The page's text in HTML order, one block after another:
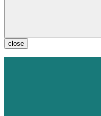
close